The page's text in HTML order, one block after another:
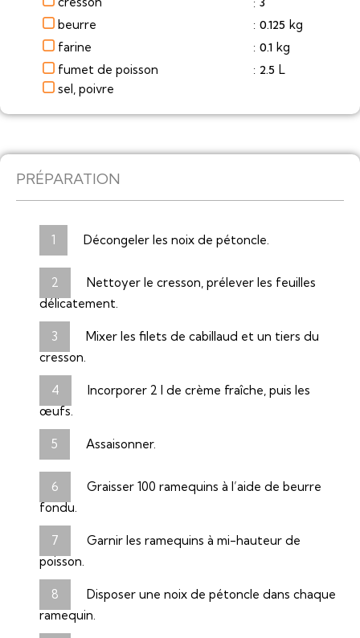
:
beurre : 0.125 kg
farine
: 0.1 kg
fumet de poisson
: 2.5 L
sel, poivre
PRÉPARATION
Décongeler les noix de pétoncle.
Nettoyer le cresson, prélever les feuilles
délicatement.
Mixer les filets de cabillaud et un tiers du
cresson.
Incorporer 2 l de crème fraîche, puis les
œufs.
Assaisonner.
Graisser 100 ramequins à l’aide de beurre
fondu.
Garnir les ramequins à mi-hauteur de
poisson.
Disposer une noix de pétoncle dans chaque
ramequin.